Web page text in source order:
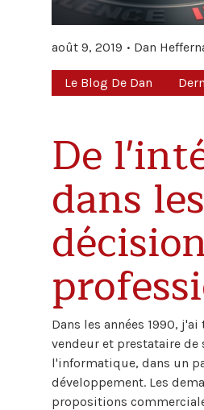
août 9, 2019 Dan
Le Blog De Dan
De
dans les
Dans les années 1990,
vendeur et prestataire de
l'informatique, dans un
développement. Les
propositions